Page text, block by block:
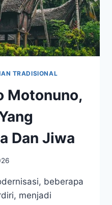
TRADISIONAL
Motonuno,
Dan Jiwa
beberapa
menjadi